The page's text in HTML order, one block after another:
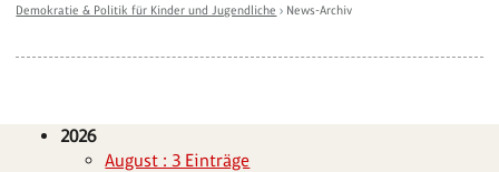
Demokratie & Politik für Kinder und Jugendliche › News-Archiv
2026
August : 3 Einträge